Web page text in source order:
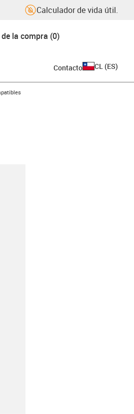
Calculador de vida útil.
la compra (0)
Contacto CL (ES)
arrow-right